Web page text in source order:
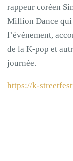
rappeur coréen
Million Dance qui
l’événement,
de la K-pop et
journée.
https://k-